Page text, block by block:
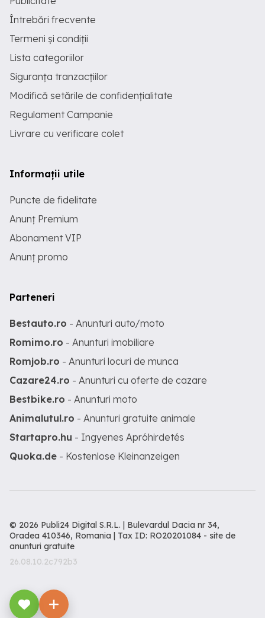
Întrebări frecvente
Termeni și condiții
Lista categoriilor
Siguranța tranzacțiilor
Modifică setările de confidențialitate
Regulament Campanie
Livrare cu verificare colet
Informații utile
Puncte de fidelitate
Anunț Premium
Abonament VIP
Anunț promo
Parteneri
Bestauto.ro - Anunturi auto/moto
Romimo.ro - Anunturi imobiliare
Romjob.ro - Anunturi locuri de munca
Cazare24.ro - Anunturi cu oferte de cazare
Bestbike.ro - Anunturi moto
Animalutul.ro - Anunturi gratuite animale
Startapro.hu - Ingyenes Apróhirdetés
Quoka.de - Kostenlose Kleinanzeigen
© 2026 Publi24 Digital S.R.L. | Bulevardul Dacia nr 34,
Oradea 410346, Romania | Tax ID: RO20201084 - site de
anunturi gratuite
26.08.10.2c792b3